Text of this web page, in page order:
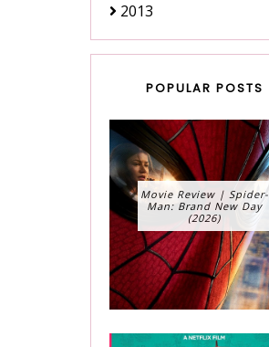
2013
POPULAR POSTS
Movie Review | Spider-
Man: Brand New Day
(2026)